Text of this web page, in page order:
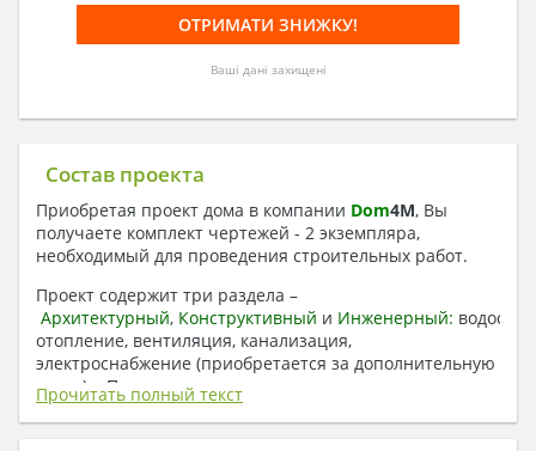
Ваші дані захищені
Состав проекта
Приобретая проект дома в компании Dom4M, Вы
получаете комплект чертежей - 2 экземпляра,
необходимый для проведения строительных работ.
Проект содержит три раздела –
Архитектурный, Конструктивный и Инженерный:
отопление, вентиляция, канализация,
электроснабжение (приобретается за дополнительную
плату) + Пояснительная записка.
1. Архитектурный раздел:
Прочитать полный текст